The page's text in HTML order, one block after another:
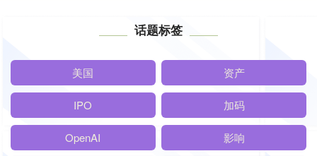
话题标签
美国 资产
IPO 加码
OpenAI 影响